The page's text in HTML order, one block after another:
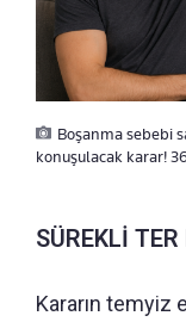
Boşanma sebebi
konuşulacak karar!
SÜREKLİ
Kararın temyiz